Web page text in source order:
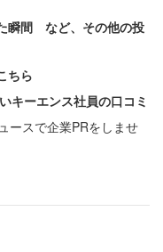
のでしょうか？
が弱いということに
だけ「候補者ファー
はあります。しかし
る」などということ
活動は企業の利己的
瞬間 など、その他の投
ちら
キーエンス社員の口コミ
ースで企業PRをしませ